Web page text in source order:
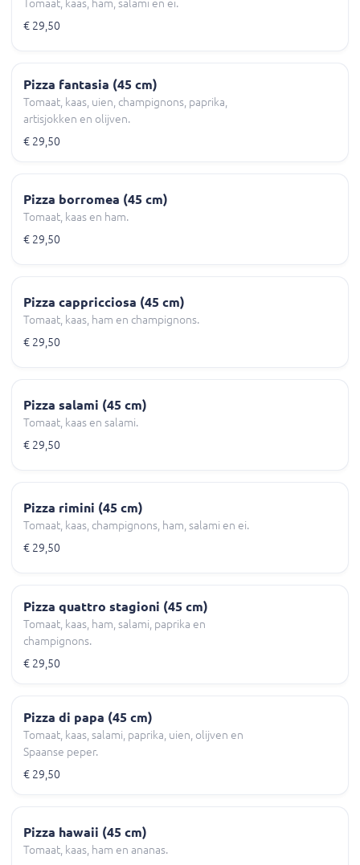
Tomaat, kaas, ham, salami en ei.
€ 29,50
Pizza fantasia (45 cm)
Tomaat, kaas, uien, champignons, paprika,
artisjokken en olijven.
€ 29,50
Pizza borromea (45 cm)
Tomaat, kaas en ham.
€ 29,50
Pizza cappricciosa (45 cm)
Tomaat, kaas, ham en champignons.
€ 29,50
Pizza salami (45 cm)
Tomaat, kaas en salami.
€ 29,50
Pizza rimini (45 cm)
Tomaat, kaas, champignons, ham, salami en ei.
€ 29,50
Pizza quattro stagioni (45 cm)
Tomaat, kaas, ham, salami, paprika en
champignons.
€ 29,50
Pizza di papa (45 cm)
Tomaat, kaas, salami, paprika, uien, olijven en
Spaanse peper.
€ 29,50
Pizza hawaii (45 cm)
Tomaat, kaas, ham en ananas.